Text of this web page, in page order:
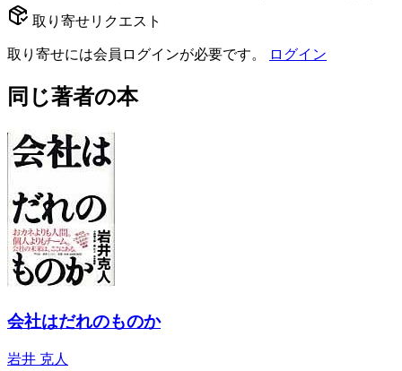
取り寄せリクエスト
取り寄せには会員ログインが必要です。 ログイン
同じ著者の本
会社はだれのものか
岩井 克人